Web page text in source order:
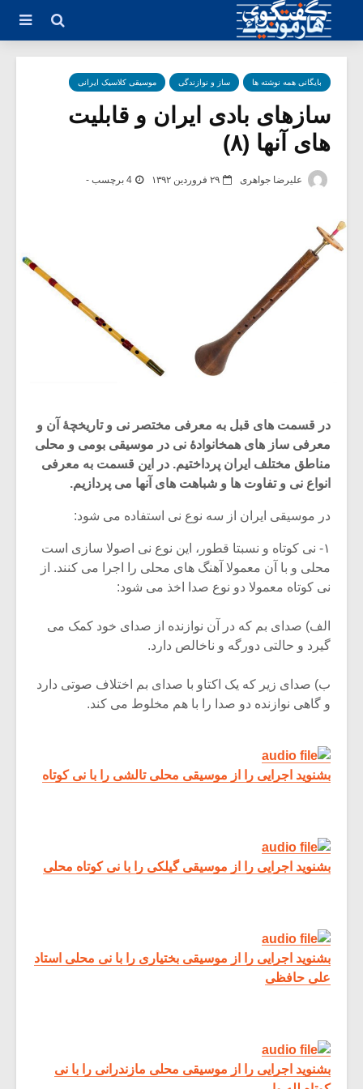
بایگانی همه نوشته ها ساز و نوازندگی موسیقی کلاسیک ایرانی
سازهای بادی ایران و قابلیت
های آنها (۸)
علیرضا جواهری ۲۹ فروردین ۱۳۹۲ 4 برچسب -
در قسمت های قبل به معرفی مختصر نی و تاریخچۀ آن و
معرفی ساز های همخانوادۀ نی در موسیقی بومی و محلی
مناطق مختلف ایران پرداختیم. در این قسمت به معرفی
انواع نی و تفاوت ها و شباهت های آنها می پردازیم.
در موسیقی ایران از سه نوع نی استفاده می شود:
۱- نی کوتاه و نسبتا قطور، این نوع نی اصولا سازی است
محلی و با آن معمولا آهنگ های محلی را اجرا می کنند. از
نی کوتاه معمولا دو نوع صدا اخذ می شود:
الف) صدای بم که در آن نوازنده از صدای خود کمک می
گیرد و حالتی دورگه و ناخالص دارد.
ب) صدای زیر که یک اکتاو با صدای بم اختلاف صوتی دارد
و گاهی نوازنده دو صدا را با هم مخلوط می کند.
بشنوید اجرایی را از موسیقی محلی تالشی را با نی کوتاه
بشنوید اجرایی را از موسیقی گیلکی را با نی کوتاه محلی
بشنوید اجرایی را از موسیقی بختیاری را با نی محلی استاد
علی حافظی
بشنوید اجرایی را از موسیقی محلی مازندرانی را با نی
متن فیلم «متری